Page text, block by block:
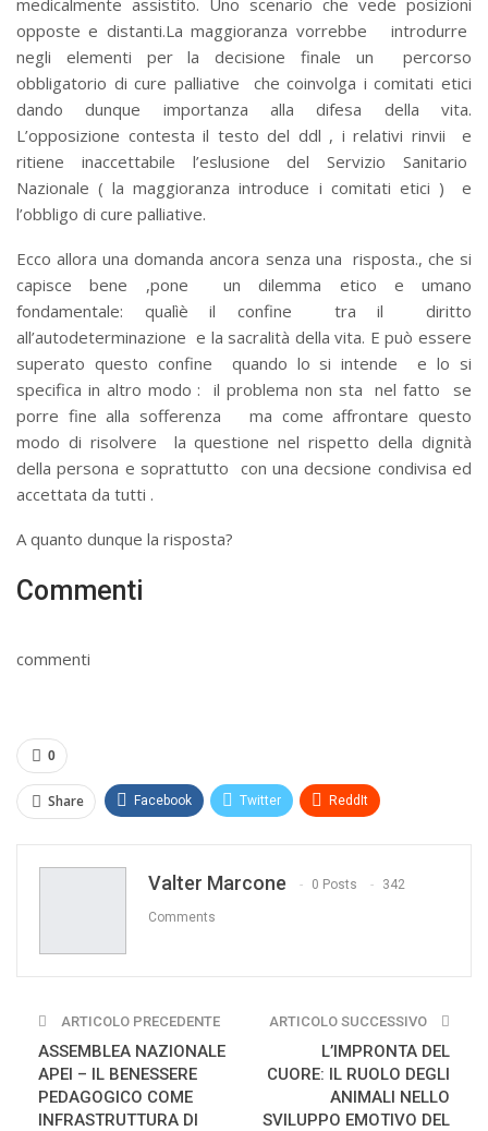
opposte e distanti.La maggioranza vorrebbe introdurre
negli elementi per la decisione finale un percorso
obbligatorio di cure palliative che coinvolga i comitati etici
dando dunque importanza alla difesa della vita.
L’opposizione contesta il testo del ddl , i relativi rinvii e
ritiene inaccettabile l’eslusione del Servizio Sanitario
Nazionale ( la maggioranza introduce i comitati etici ) e
l’obbligo di cure palliative.
Ecco allora una domanda ancora senza una risposta., che si
capisce bene ,pone un dilemma etico e umano
fondamentale: qualìè il confine tra il diritto
all’autodeterminazione e la sacralità della vita. E può essere
superato questo confine quando lo si intende e lo si
specifica in altro modo : il problema non sta nel fatto se
porre fine alla sofferenza ma come affrontare questo
modo di risolvere la questione nel rispetto della dignità
della persona e soprattutto con una decsione condivisa ed
accettata da tutti .
A quanto dunque la risposta?
Commenti
commenti
0
Share Facebook Twitter ReddIt
Valter Marcone 0 Posts 342
Comments
ARTICOLO PRECEDENTE
ASSEMBLEA NAZIONALE
APEI – IL BENESSERE
PEDAGOGICO COME
INFRASTRUTTURA DI
ARTICOLO SUCCESSIVO
L’IMPRONTA DEL
CUORE: IL RUOLO DEGLI
ANIMALI NELLO
SVILUPPO EMOTIVO DEL